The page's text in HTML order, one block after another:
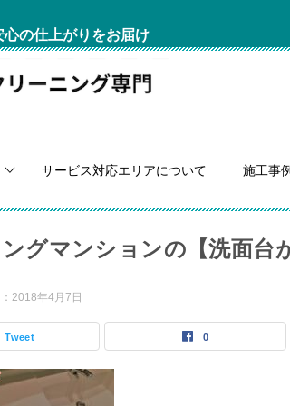
の仕上がりをお届け
サービス対応エリアについて 施工事例
グマンションの【洗面台
2018年4月7日
Tweet 0